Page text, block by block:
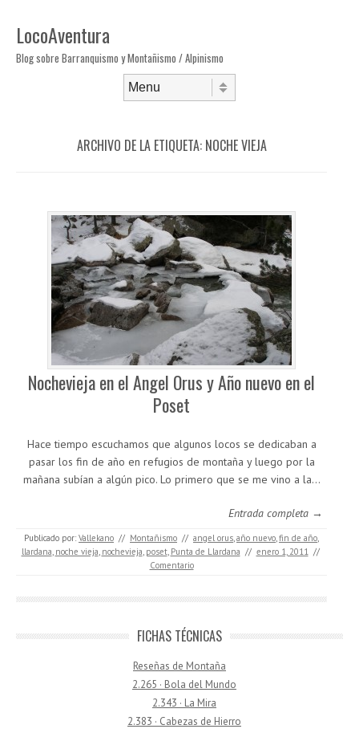
LocoAventura
Blog sobre Barranquismo y Montañismo / Alpinismo
ARCHIVO DE LA ETIQUETA: NOCHE VIEJA
Nochevieja en el Angel Orus y Año nuevo en el
Poset
Hace tiempo escuchamos que algunos locos se dedicaban a
pasar los fin de año en refugios de montaña y luego por la
mañana subían a algún pico. Lo primero que se me vino a la…
Entrada completa →
Publicado por: Vallekano // Montañismo // angel orus,año nuevo,fin de año,
llardana, noche vieja, nochevieja, poset, Punta de Llardana // enero 1, 2011 //
Comentario
FICHAS TÉCNICAS
Reseñas de Montaña
2.265 · Bola del Mundo
2.343 · La Mira
2.383 · Cabezas de Hierro